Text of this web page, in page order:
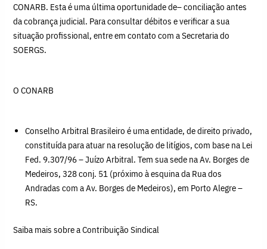
CONARB. Esta é uma última oportunidade de– conciliação antes
da cobrança judicial. Para consultar débitos e verificar a sua
situação profissional, entre em contato com a Secretaria do
SOERGS.
O CONARB
Conselho Arbitral Brasileiro é uma entidade, de direito privado,
constituída para atuar na resolução de litígios, com base na Lei
Fed. 9.307/96 – Juízo Arbitral. Tem sua sede na Av. Borges de
Medeiros, 328 conj. 51 (próximo à esquina da Rua dos
Andradas com a Av. Borges de Medeiros), em Porto Alegre –
RS.
Saiba mais sobre a Contribuição Sindical